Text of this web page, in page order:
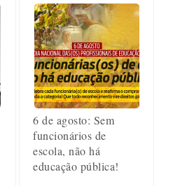
6 de agosto: Sem
funcionários de
escola, não há
educação pública!